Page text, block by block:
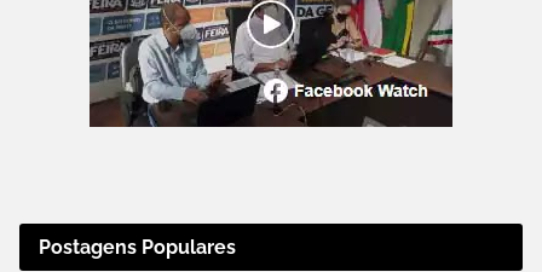
Postagens Populares